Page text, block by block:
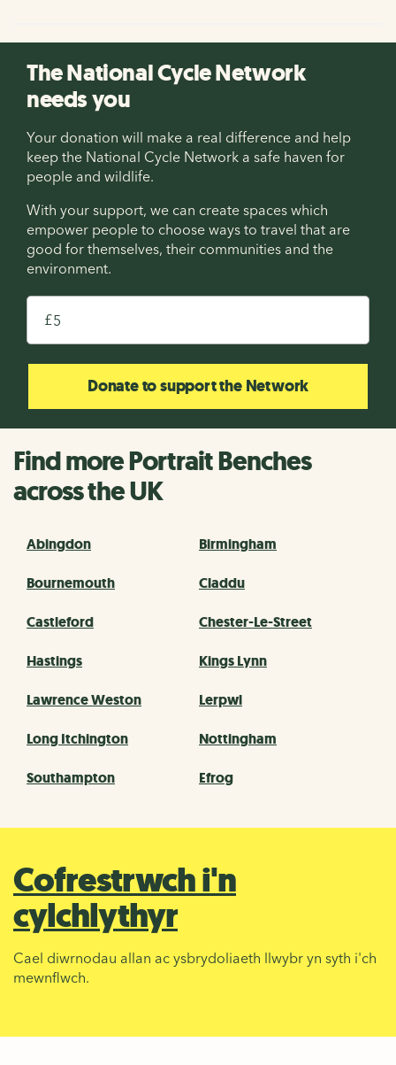
The National Cycle Network
needs you
Your donation will make a real difference and help
keep the National Cycle Network a safe haven for
people and wildlife.
With your support, we can create spaces which
empower people to choose ways to travel that are
good for themselves, their communities and the
environment.
£
Donate to support the Network
Find more Portrait Benches
across the UK
Abingdon Birmingham
Bournemouth Claddu
Castleford Chester-Le-Street
Hastings Kings Lynn
Lawrence Weston Lerpwl
Long Itchington Nottingham
Southampton Efrog
Cofrestrwch i'n
cylchlythyr
Cael diwrnodau allan ac ysbrydoliaeth llwybr yn syth i'ch
mewnflwch.